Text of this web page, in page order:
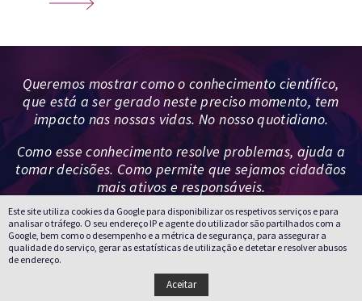
Queremos mostrar como o conhecimento científico,
que está a ser gerado neste preciso momento, tem
impacto nas nossas vidas. No nosso quotidiano.
Como esse conhecimento resolve problemas, ajuda a
tomar decisões. Como permite que sejamos cidadãos
mais ativos e responsáveis.
Este site utiliza cookies da Google para disponibilizar os respetivos serviços e para
analisar o tráfego. O seu endereço IP e agente do utilizador são partilhados com a
Google, bem como o desempenho e a métrica de segurança, para assegurar a
qualidade do serviço, gerar as estatísticas de utilização e detetar e resolver abusos
de endereço.
Aceitar